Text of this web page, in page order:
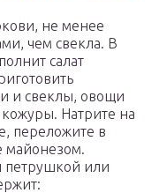
не менее
чем свекла. В
салат
и свеклы, овощи
кожуры. Натрите на
переложите в
майонезом.
петрушкой или